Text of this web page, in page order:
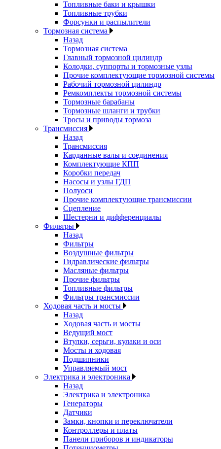
Топливные баки и крышки
Топливные трубки
Форсунки и распылители
Тормозная система
Назад
Тормозная система
Главный тормозной цилиндр
Колодки, суппорты и тормозные узлы
Прочие комплектующие тормозной системы
Рабочий тормозной цилиндр
Ремкомплекты тормозной системы
Тормозные барабаны
Тормозные шланги и трубки
Тросы и приводы тормоза
Трансмиссия
Назад
Трансмиссия
Карданные валы и соединения
Комплектующие КПП
Коробки передач
Насосы и узлы ГДП
Полуоси
Прочие комплектующие трансмиссии
Сцепление
Шестерни и дифференциалы
Фильтры
Назад
Фильтры
Воздушные фильтры
Гидравлические фильтры
Масляные фильтры
Прочие фильтры
Топливные фильтры
Фильтры трансмиссии
Ходовая часть и мосты
Назад
Ходовая часть и мосты
Ведущий мост
Втулки, серьги, кулаки и оси
Мосты и ходовая
Подшипники
Управляемый мост
Электрика и электроника
Назад
Электрика и электроника
Генераторы
Датчики
Замки, кнопки и переключатели
Контроллеры и платы
Панели приборов и индикаторы